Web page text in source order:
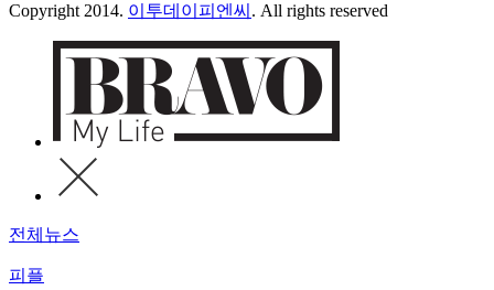
Copyright 2014. 이투데이피엔씨 . All rights reserved
전체뉴스
피플